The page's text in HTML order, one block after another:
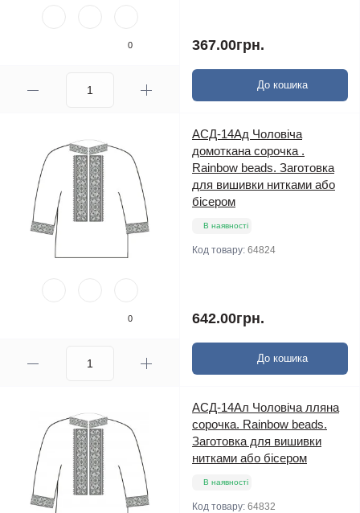
0 367.00грн.
До кошика
0
АСД-14Ад Чоловіча
домоткана сорочка .
Rainbow beads. Заготовка
для вишивки нитками або
бісером
В наявності
Код товару: 64824
642.00грн.
До кошика
АСД-14Ал Чоловіча лляна
сорочка. Rainbow beads.
Заготовка для вишивки
нитками або бісером
В наявності
Код товару: 64832